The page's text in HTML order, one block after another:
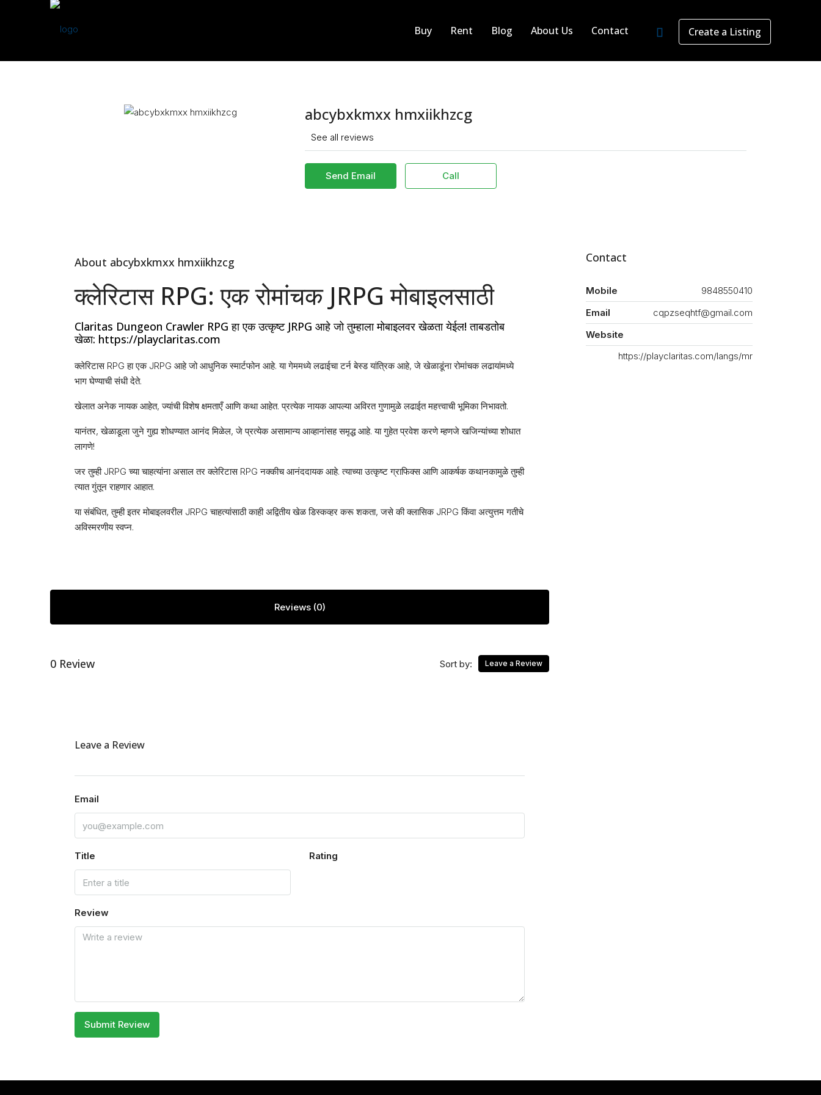
Buy Rent Blog About Us Contact Create a Listing
abcybxkmxx hmxiikhzcg
See all reviews
Send Email Call
About abcybxkmxx hmxiikhzcg
क्लेरिटास RPG: एक रोमांचक JRPG मोबाइलसाठी
Claritas Dungeon Crawler RPG हा एक उत्कृष्ट JRPG आहे जो तुम्हाला मोबाइलवर खेळता येईल! ताबडतोब
खेळा: https://playclaritas.com
क्लेरिटास RPG हा एक JRPG आहे जो आधुनिक स्मार्टफोन आहे. या गेममध्ये लढाईचा टर्न बेस्ड यांत्रिक आहे, जे खेळाडूंना रोमांचक लढायांमध्ये
भाग घेण्याची संधी देते.
खेलात अनेक नायक आहेत, ज्यांची विशेष क्षमताएँ आणि कथा आहेत. प्रत्येक नायक आपल्या अविरत गुणामुळे लढाईत महत्त्वाची भूमिका निभावतो.
यानंतर, खेळाडूला जुने गुह्य शोधण्यात आनंद मिळेल, जे प्रत्येक असामान्य आव्हानांसह समृद्ध आहे. या गुहेत प्रवेश करणे म्हणजे खजिन्यांच्या शोधात
लागणे!
जर तुम्ही JRPG च्या चाहत्यांना असाल तर क्लेरिटास RPG नक्कीच आनंददायक आहे. त्याच्या उत्कृष्ट ग्राफिक्स आणि आकर्षक कथानकामुळे तुम्ही
त्यात गुंतून राहणार आहात.
या संबंधित, तुम्ही इतर मोबाइलवरील JRPG चाहत्यांसाठी काही अद्वितीय खेळ डिस्कव्हर करू शकता, जसे की क्लासिक JRPG किंवा अत्युत्तम गतीचे
अविस्मरणीय स्वप्न.
Reviews (0)
0 Review Sort by: Leave a Review
Leave a Review
Email
Title Rating
Review
Submit Review
Contact
Mobile
9848550410
Email
cqpzseqhtf@gmail.com
Website
https://playclaritas.com/langs/mr